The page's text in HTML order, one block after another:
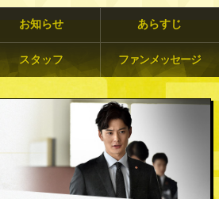
お知らせ あらすじ
スタッフ ファンメッセージ